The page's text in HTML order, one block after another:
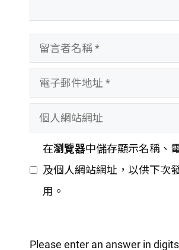
言
名
子
郵
地
人
站
在瀏覽器中儲存顯示名稱、
及個人網站網址，以供下次
用。
Please enter an answer in